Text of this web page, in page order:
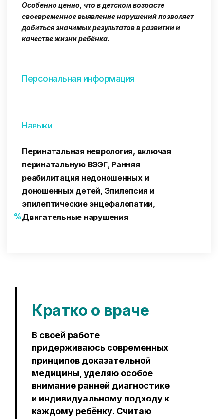
Особенно ценно, что в детском возрасте
своевременное выявление нарушений позволяет
добиться значимых результатов в развитии и
качестве жизни ребёнка.
Персональная информация
Навыки
Перинатальная неврология, включая
перинатальную ВЭЭГ, Ранняя
реабилитация недоношенных и
доношенных детей, Эпилепсия и
эпилептические энцефалопатии,
Двигательные нарушения
%
Кратко о враче
В своей работе
придерживаюсь современных
принципов доказательной
медицины, уделяю особое
внимание ранней диагностике
и индивидуальному подходу к
каждому ребёнку. Считаю